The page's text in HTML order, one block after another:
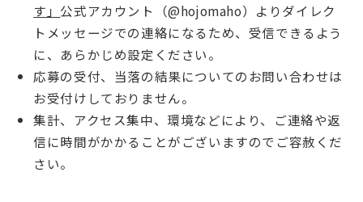
す」 公式アカウント（@hojomaho）よりダイレク
トメッセージでの連絡になるため、受信できるよう
に、あらかじめ設定ください。
応募の受付、当落の結果についてのお問い合わせは
お受付けしておりません。
集計、アクセス集中、環境などにより、ご連絡や返
信に時間がかかることがございますのでご容赦くだ
さい。